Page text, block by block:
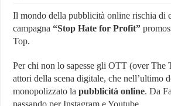
online:
Cola,
FB
Il mondo della pubblicità online rischia di
campagna “Stop Hate for Profit”
Top.
Per chi non lo sapesse gli OTT (over The
attori della scena digitale, che nell’ultimo
monopolizzato lapubblicità online. Da
passando per Instagram e Youtube.